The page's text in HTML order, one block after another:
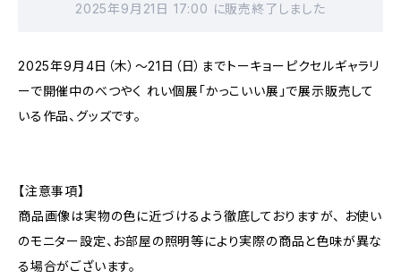
2025年9月21日 17:00 に販売終了しました
2025年9月4日（木）～21日（日）までトーキョーピクセルギャラリ
ーで開催中のべつやく れい個展「かっこいい展」で展示販売して
いる作品、グッズです。
【注意事項】
商品画像は実物の色に近づけるよう徹底しておりますが、 お使い
のモニター設定、お部屋の照明等により実際の商品と色味が異な
る場合がございます。